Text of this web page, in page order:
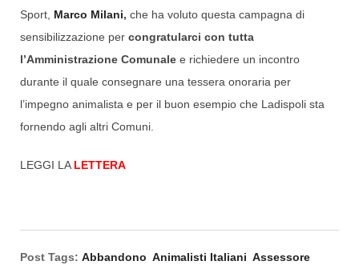
Sport, Marco Milani, che ha voluto questa campagna di
sensibilizzazione per congratularci con tutta
l’Amministrazione Comunale e richiedere un incontro
durante il quale consegnare una tessera onoraria per
l’impegno animalista e per il buon esempio che Ladispoli sta
fornendo agli altri Comuni.
LEGGI LALETTERA
Post Tags: Abbandono Animalisti Italiani Assessore